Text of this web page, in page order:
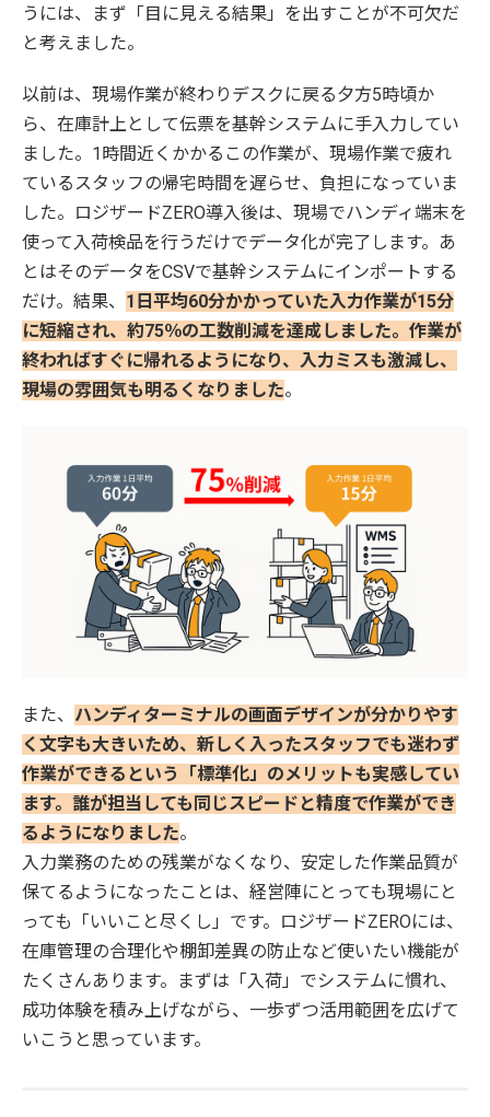
うには、まず「目に見える結果」を出すことが不可欠だ
と考えました。
以前は、現場作業が終わりデスクに戻る夕方5時頃か
ら、在庫計上として伝票を基幹システムに手入力してい
ました。1時間近くかかるこの作業が、現場作業で疲れ
ているスタッフの帰宅時間を遅らせ、負担になっていま
した。ロジザードZERO導入後は、現場でハンディ端末を
使って入荷検品を行うだけでデータ化が完了します。あ
とはそのデータをCSVで基幹システムにインポートする
だけ。結果、 1日平均60分かかっていた入力作業が15分
に短縮され、約75％の工数削減を達成しました。作業が
終わればすぐに帰れるようになり、入力ミスも激減し、
現場の雰囲気も明るくなりました。
また、 ハンディターミナルの画面デザインが分かりやす
く文字も大きいため、新しく入ったスタッフでも迷わず
作業ができるという「標準化」のメリットも実感してい
ます。誰が担当しても同じスピードと精度で作業ができ
るようになりました。
入力業務のための残業がなくなり、安定した作業品質が
保てるようになったことは、経営陣にとっても現場にと
っても「いいこと尽くし」です。ロジザードZEROには、
在庫管理の合理化や棚卸差異の防止など使いたい機能が
たくさんあります。まずは「入荷」でシステムに慣れ、
成功体験を積み上げながら、一歩ずつ活用範囲を広げて
いこうと思っています。